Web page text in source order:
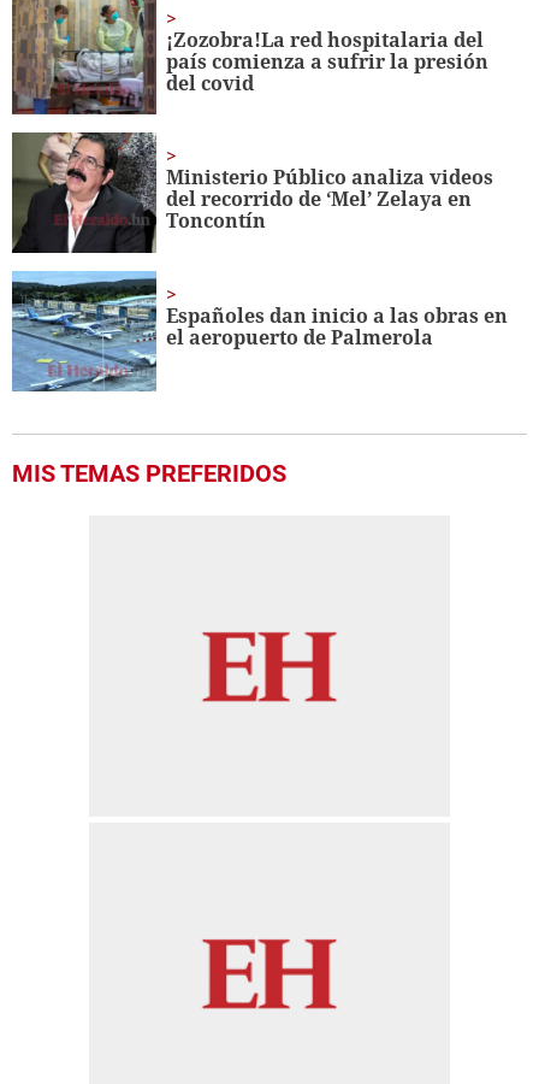
¡Zozobra!La red hospitalaria del
país comienza a sufrir la presión
del covid
Ministerio Público analiza videos
del recorrido de ‘Mel’ Zelaya en
Toncontín
Españoles dan inicio a las obras en
el aeropuerto de Palmerola
MIS TEMAS PREFERIDOS